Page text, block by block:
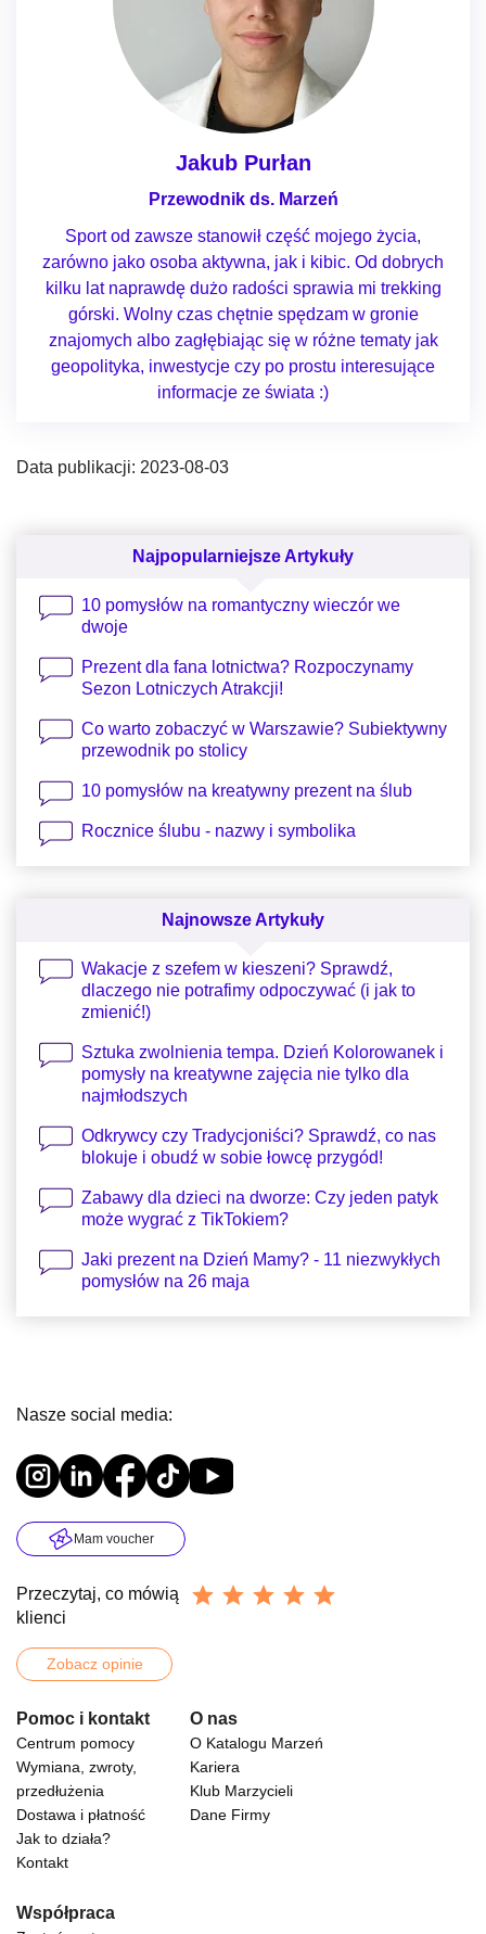
Jakub Purłan
Przewodnik ds. Marzeń
Sport od zawsze stanowił część mojego życia,
zarówno jako osoba aktywna, jak i kibic. Od dobrych
kilku lat naprawdę dużo radości sprawia mi trekking
górski. Wolny czas chętnie spędzam w gronie
znajomych albo zagłębiając się w różne tematy jak
geopolityka, inwestycje czy po prostu interesujące
informacje ze świata :)
Data publikacji: 2023-08-03
Najpopularniejsze Artykuły
10 pomysłów na romantyczny wieczór we
dwoje
Prezent dla fana lotnictwa? Rozpoczynamy
Sezon Lotniczych Atrakcji!
Co warto zobaczyć w Warszawie? Subiektywny
przewodnik po stolicy
10 pomysłów na kreatywny prezent na ślub
Rocznice ślubu - nazwy i symbolika
Najnowsze Artykuły
Wakacje z szefem w kieszeni? Sprawdź,
dlaczego nie potrafimy odpoczywać (i jak to
zmienić!)
Sztuka zwolnienia tempa. Dzień Kolorowanek i
pomysły na kreatywne zajęcia nie tylko dla
najmłodszych
Odkrywcy czy Tradycjoniści? Sprawdź, co nas
blokuje i obudź w sobie łowcę przygód!
Zabawy dla dzieci na dworze: Czy jeden patyk
może wygrać z TikTokiem?
Jaki prezent na Dzień Mamy? - 11 niezwykłych
pomysłów na 26 maja
Nasze social media:
Mam voucher
Przeczytaj, co mówią
klienci
Zobacz opinie
Pomoc i kontakt
Centrum pomocy
Wymiana, zwroty,
przedłużenia
Dostawa i płatność
Jak to działa?
Kontakt
O nas
O Katalogu Marzeń
Kariera
Klub Marzycieli
Dane Firmy
Współpraca